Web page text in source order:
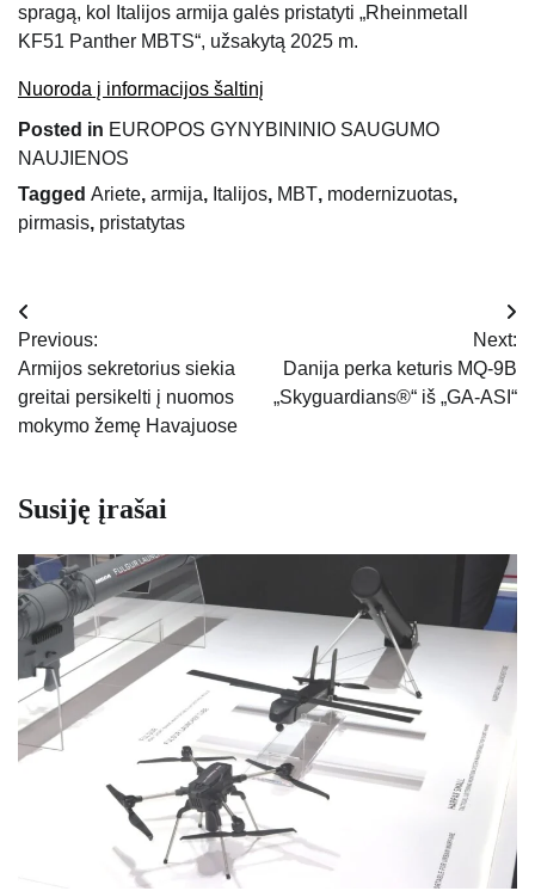
spragą, kol Italijos armija galės pristatyti „Rheinmetall
KF51 Panther MBTS“, užsakytą 2025 m.
Nuoroda į informacijos šaltinį
Posted in EUROPOS GYNYBININIO SAUGUMO
NAUJIENOS
Tagged Ariete, armija, Italijos, MBT, modernizuotas,
pirmasis, pristatytas
Navigacija
tarp
įrašų
Previous:
Armijos sekretorius siekia
greitai persikelti į nuomos
mokymo žemę Havajuose
Next:
Danija perka keturis MQ-9B
„Skyguardians®“ iš „GA-ASI“
Susiję įrašai